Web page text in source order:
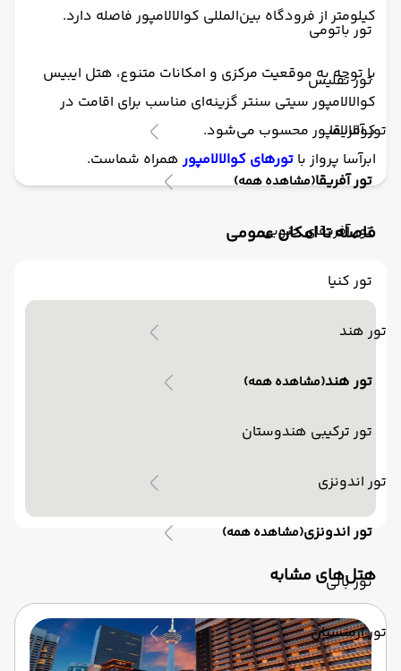
تور باتومی
تور تفلیس
تور آفریقا
تور آفریقا(مشاهده همه)
تور آفریقای جنوبی
تور کنیا
تور هند
تور هند(مشاهده همه)
تور ترکیبی هندوستان
تور اندونزی
تور اندونزی(مشاهده همه)
تور بالی
تور ارمنستان
کیلومتر از فرودگاه بین‌المللی کوالالامپور فاصله دارد.
با توجه به موقعیت مرکزی و امکانات متنوع، هتل ایبیس
کوالالامپور سیتی سنتر گزینه‌ای مناسب برای اقامت در
کوالالامپور محسوب می‌شود.
ابرآسا پرواز با تورهای کوالالامپورهمراه شماست.
فاصله تا امکان عمومی
‌هتل‌های مشابه